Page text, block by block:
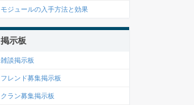
モジュールの入手方法と効果
掲示板
雑談掲示板
フレンド募集掲示板
クラン募集掲示板